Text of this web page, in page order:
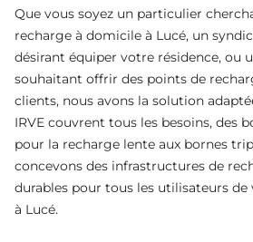
Que vous soyez un particulier
recharge à domicile à Lucé, un
désirant équiper votre résidence, ou
souhaitant offrir des points de
clients, nous avons la solution
IRVE couvrent tous les besoins, des
pour la recharge lente aux bornes
concevons des infrastructures de
durables pour tous les utilisateurs de
à Lucé.